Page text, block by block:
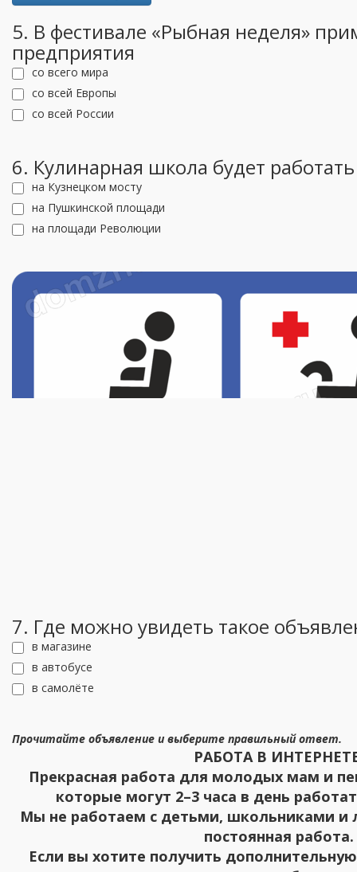
5. В фестивале «Рыбная неделя»
предприятия
со всего мира
со всей Европы
со всей России
6. Кулинарная школа будет работать
на Кузнецком мосту
на Пушкинской площади
на площади Революции
7. Где можно увидеть такое
в магазине
в автобусе
в самолёте
Прочитайте объявление и выберите правильный ответ.
РАБОТА В
Прекрасная работа для молодых мам и
которые могут 2–3 часа в день
Мы не работаем с детьми, школьниками и
постоянная работа.
Если вы хотите получить